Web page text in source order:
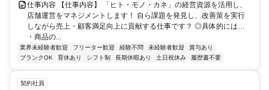
仕事内容 【仕事内容】 「ヒト・モノ・カネ」の経営資源を活用し、
店舗運営をマネジメントします！ 自ら課題を発見し、改善策を実行
しながら売上・顧客満足向上に貢献する仕事です？ ◎具体的には…
・商品の...
業界未経験者歓迎 フリーター歓迎 経験不問 未経験者歓迎
賞与あり
ブランクOK
育休あり シフト制 長期休暇あり 土日祝休み 履歴書不要
契約社員